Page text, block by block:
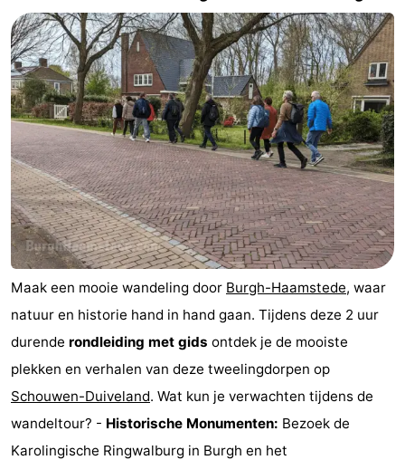
-
Rondvaarten
-
Speeltuinen
-
Binnenspeeltuinen
-
Bowlen
-
Minigolfbanen
Wellness
centra
Dorpen
&
Steden
Natuur
Rondleidingen
Sporten
Maak een mooie wandeling door Burgh-Haamstede, waar
natuur en historie hand in hand gaan. Tijdens deze 2 uur
durende rondleiding met gids ontdek je de mooiste
plekken en verhalen van deze tweelingdorpen op
Schouwen-Duiveland. Wat kun je verwachten tijdens de
wandeltour? - Historische Monumenten: Bezoek de
Karolingische Ringwalburg in Burgh en het